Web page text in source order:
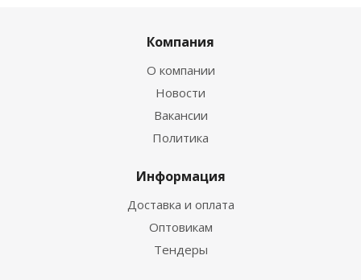
Компания
О компании
Новости
Вакансии
Политика
Информация
Доставка и оплата
Оптовикам
Тендеры